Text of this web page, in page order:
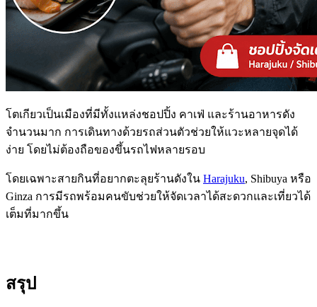
โตเกียวเป็นเมืองที่มีทั้งแหล่งชอปปิ้ง คาเฟ่ และร้านอาหารดัง
จำนวนมาก การเดินทางด้วยรถส่วนตัวช่วยให้แวะหลายจุดได้
ง่าย โดยไม่ต้องถือของขึ้นรถไฟหลายรอบ
โดยเฉพาะสายกินที่อยากตะลุยร้านดังใน Harajuku, Shibuya หรือ
Ginza การมีรถพร้อมคนขับช่วยให้จัดเวลาได้สะดวกและเที่ยวได้
เต็มที่มากขึ้น
สรุป